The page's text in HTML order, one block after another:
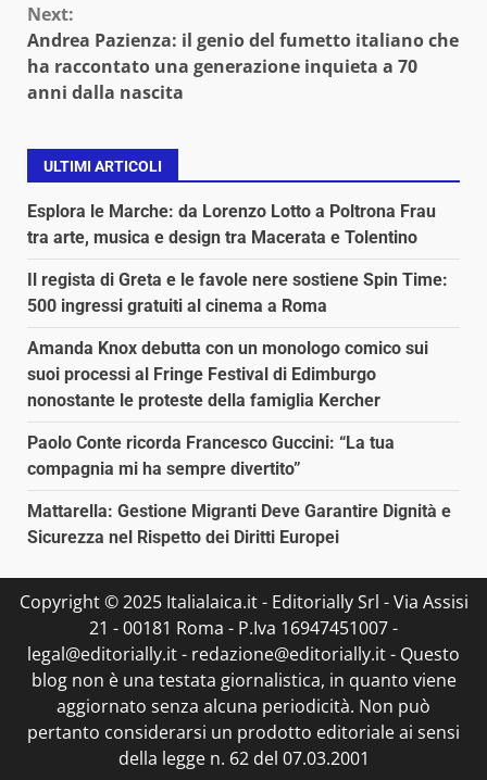
Next:
Andrea Pazienza: il genio del fumetto italiano che
ha raccontato una generazione inquieta a 70
anni dalla nascita
ULTIMI ARTICOLI
Esplora le Marche: da Lorenzo Lotto a Poltrona Frau
tra arte, musica e design tra Macerata e Tolentino
Il regista di Greta e le favole nere sostiene Spin Time:
500 ingressi gratuiti al cinema a Roma
Amanda Knox debutta con un monologo comico sui
suoi processi al Fringe Festival di Edimburgo
nonostante le proteste della famiglia Kercher
Paolo Conte ricorda Francesco Guccini: “La tua
compagnia mi ha sempre divertito”
Mattarella: Gestione Migranti Deve Garantire Dignità e
Sicurezza nel Rispetto dei Diritti Europei
Copyright © 2025 Italialaica.it - Editorially Srl - Via Assisi
21 - 00181 Roma - P.Iva 16947451007 -
legal@editorially.it - redazione@editorially.it - Questo
blog non è una testata giornalistica, in quanto viene
aggiornato senza alcuna periodicità. Non può
pertanto considerarsi un prodotto editoriale ai sensi
della legge n. 62 del 07.03.2001